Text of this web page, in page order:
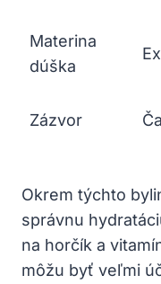
Materina
⁤dúška
Zázvor
Okrem týchto
správnu
na horčík a
môžu byť ⁢veľmi​